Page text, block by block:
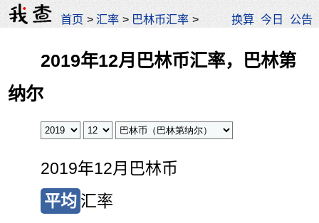
首页 >汇率 > 巴林币汇率 > 换算 今日 公告
2019年12月巴林币汇率，巴林第
纳尔
2019年12月巴林币
平均 汇率